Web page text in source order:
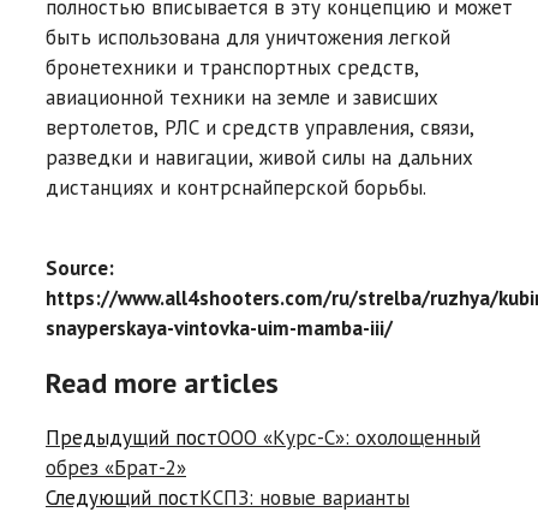
полностью вписывается в эту концепцию и может
быть использована для уничтожения легкой
бронетехники и транспортных средств,
авиационной техники на земле и зависших
вертолетов, РЛС и средств управления, связи,
разведки и навигации, живой силы на дальних
дистанциях и контрснайперской борьбы.
Source:
https://www.all4shooters.com/ru/strelba/ruzhya/
snayperskaya-vintovka-uim-mamba-iii/
Read more articles
Предыдущий постООО «Курс-С»: охолощенный
обрез «Брат-2»
Следующий постКСПЗ: новые варианты